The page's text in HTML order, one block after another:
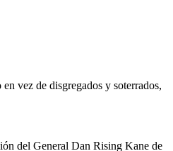
vez de disgregados y soterrados,
del General Dan Rising Kane de